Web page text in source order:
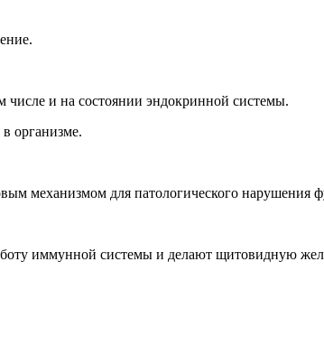
числе и на состоянии эндокринной системы.
организме.
механизмом для патологического
иммунной системы и делают щитовидную